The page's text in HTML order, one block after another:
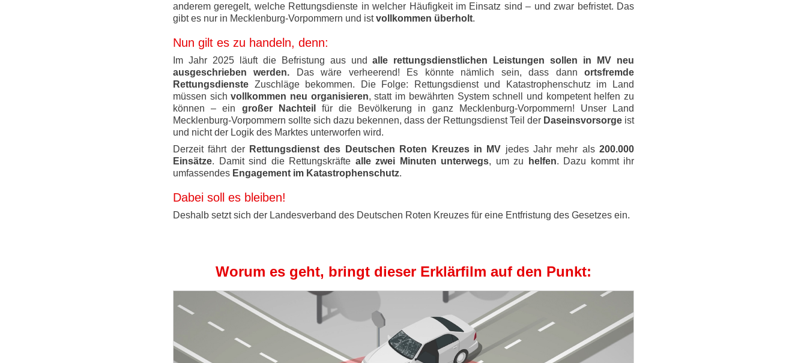
anderem geregelt, welche Rettungsdienste in welcher Häufigkeit im Einsatz sind – und zwar befristet. Das
gibt es nur in Mecklenburg-Vorpommern und istvollkommen überholt.
Nun gilt es zu handeln, denn:
Im Jahr 2025 läuft die Befristung aus undalle rettungsdienstlichen Leistungen sollen in MV neu
ausgeschrieben werden. Das wäre verheerend! Es könnte nämlich sein, dass dannortsfremde
Rettungsdienste Zuschläge bekommen. Die Folge: Rettungsdienst und Katastrophenschutz im Land
müssen sichvollkommen neu organisieren, statt im bewährten System schnell und kompetent helfen zu
können – ein großer Nachteil
für die Bevölkerung in ganz Mecklenburg-Vorpommern! Unser Land
Mecklenburg-Vorpommern sollte sich dazu bekennen, dass der Rettungsdienst Teil der Daseinsvorsorge ist
und nicht der Logik des Marktes unterworfen wird.
Derzeit fährt der Rettungsdienst des Deutschen Roten Kreuzes in MV jedes Jahr mehr als200.000
Einsätze. Damit sind die Rettungskräfte alle zwei Minuten unterwegs, um zu helfen. Dazu kommt ihr
umfassendes Engagement im Katastrophenschutz.
Dabei soll es bleiben!
Deshalb setzt sich der Landesverband des Deutschen Roten Kreuzes für eine Entfristung des Gesetzes ein.
Worum es geht, bringt dieser Erklärfilm auf den Punkt: